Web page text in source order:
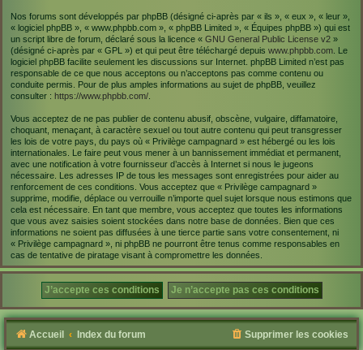
Nos forums sont développés par phpBB (désigné ci-après par « ils », « eux », « leur »,
« logiciel phpBB », « www.phpbb.com », « phpBB Limited », « Équipes phpBB ») qui est
un script libre de forum, déclaré sous la licence « GNU General Public License v2 »
(désigné ci-après par « GPL ») et qui peut être téléchargé depuis www.phpbb.com . Le
logiciel phpBB facilite seulement les discussions sur Internet. phpBB Limited n’est pas
responsable de ce que nous acceptons ou n’acceptons pas comme contenu ou
conduite permis. Pour de plus amples informations au sujet de phpBB, veuillez
consulter : https://www.phpbb.com/
Vous acceptez de ne pas publier de contenu abusif, obscène, vulgaire, diffamatoire,
choquant, menaçant, à caractère sexuel ou tout autre contenu qui peut transgresser
les lois de votre pays, du pays où « Privilège campagnard » est hébergé ou les lois
internationales. Le faire peut vous mener à un bannissement immédiat et permanent,
avec une notification à votre fournisseur d’accès à Internet si nous le jugeons
nécessaire. Les adresses IP de tous les messages sont enregistrées pour aider au
renforcement de ces conditions. Vous acceptez que « Privilège campagnard »
supprime, modifie, déplace ou verrouille n’importe quel sujet lorsque nous estimons que
cela est nécessaire. En tant que membre, vous acceptez que toutes les informations
que vous avez saisies soient stockées dans notre base de données. Bien que ces
informations ne soient pas diffusées à une tierce partie sans votre consentement, ni
« Privilège campagnard », ni phpBB ne pourront être tenus comme responsables en
cas de tentative de piratage visant à compromettre les données.
Accueil Index du forum Supprimer les cookies